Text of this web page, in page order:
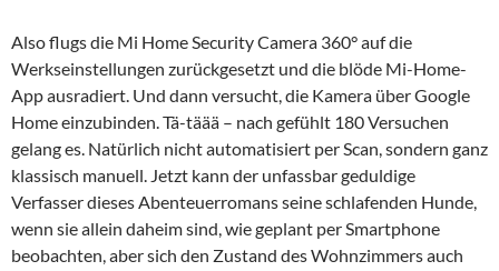
Also flugs die Mi Home Security Camera 360° auf die
Werkseinstellungen zurückgesetzt und die blöde Mi-Home-
App ausradiert. Und dann versucht, die Kamera über Google
Home einzubinden. Tä-täää – nach gefühlt 180 Versuchen
gelang es. Natürlich nicht automatisiert per Scan, sondern ganz
klassisch manuell. Jetzt kann der unfassbar geduldige
Verfasser dieses Abenteuerromans seine schlafenden Hunde,
wenn sie allein daheim sind, wie geplant per Smartphone
beobachten, aber sich den Zustand des Wohnzimmers auch